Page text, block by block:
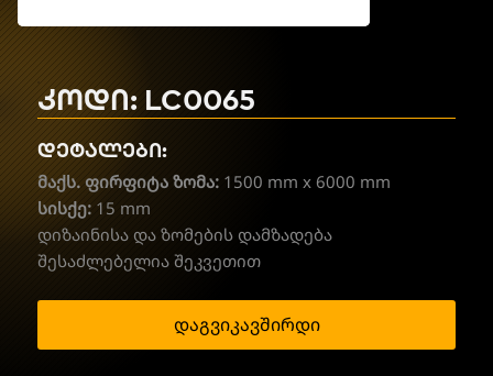
კოდი: LC0065
დეტალები:
მაქს. ფირფიტა ზომა: 1500 mm x 6000 mm
სისქე: 15 mm
დიზაინისა და ზომების დამზადება
შესაძლებელია შეკვეთით
დაგვიკავშირდი